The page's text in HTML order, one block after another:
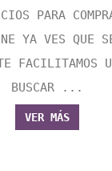
PARA
YA VES QUE
FACILITAMOS
BUSCAR ...
VER MÁS